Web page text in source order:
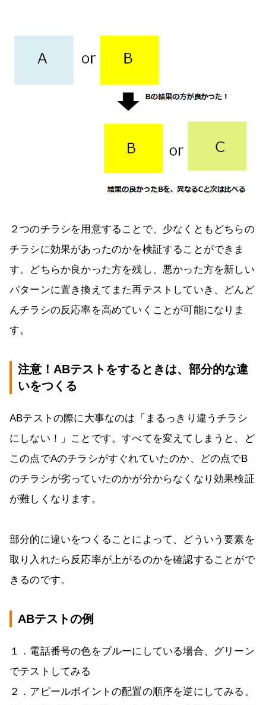
２つのチラシを用意することで、少なくともどちらの
チラシに効果があったのかを検証することができま
す。どちらか良かった方を残し、悪かった方を新しい
パターンに置き換えてまた再テストしていき、どんど
んチラシの反応率を高めていくことが可能になりま
す。
注意！ABテストをするときは、部分的な違
いをつくる
ABテストの際に大事なのは「まるっきり違うチラシ
にしない！」ことです。すべてを変えてしまうと、ど
この点でAのチラシがすぐれていたのか、どの点でB
のチラシが劣っていたのかが分からなくなり効果検証
が難しくなります。
部分的に違いをつくることによって、どういう要素を
取り入れたら反応率が上がるのかを確認することがで
きるのです。
ABテストの例
１．電話番号の色をブルーにしている場合、グリーン
でテストしてみる
２．アピールポイントの配置の順序を逆にしてみる。